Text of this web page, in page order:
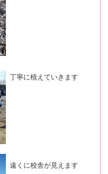
丁寧に植えていきます
遠くに校舎が見えます